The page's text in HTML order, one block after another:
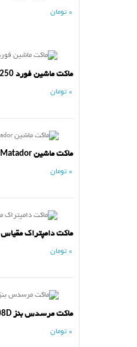
0 تومان
ماکت ماشین فورد F-250 مدل 1987
0 تومان
ماکت ماشین Amc Matador مدل 1972
0 تومان
ماکت دامپتراک مقیاس 1:75 برند kdw
0 تومان
ماکت مرسدس بنز 508D مقیاس 1:43
0 تومان